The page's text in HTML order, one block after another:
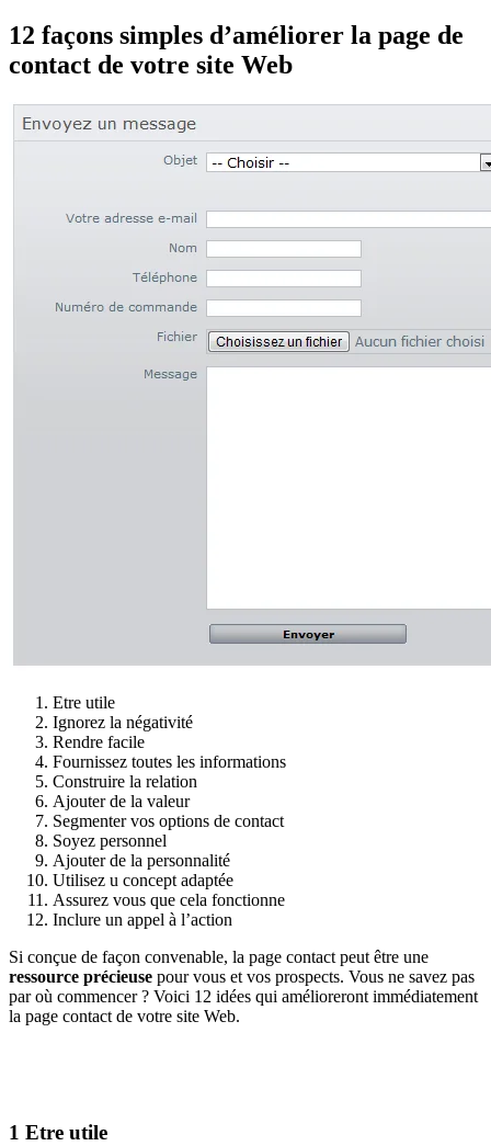
12 façons simples d’améliorer la page de
contact de votre site Web
Etre utile
Ignorez la négativité
Rendre facile
Fournissez toutes les informations
Construire la relation
Ajouter de la valeur
Segmenter vos options de contact
Soyez personnel
Ajouter de la personnalité
Utilisez u concept adaptée
Assurez vous que cela fonctionne
Inclure un appel à l’action
Si conçue de façon convenable, la page contact peut être une
ressource précieuse pour vous et vos prospects. Vous ne savez pas
par où commencer ? Voici 12 idées qui amélioreront immédiatement
la page contact de votre site Web.
1 Etre utile